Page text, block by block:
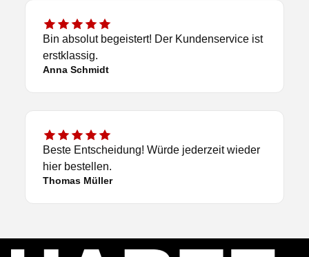
Bin absolut begeistert! Der Kundenservice ist
erstklassig.
Anna Schmidt
Beste Entscheidung! Würde jederzeit wieder
hier bestellen.
Thomas Müller